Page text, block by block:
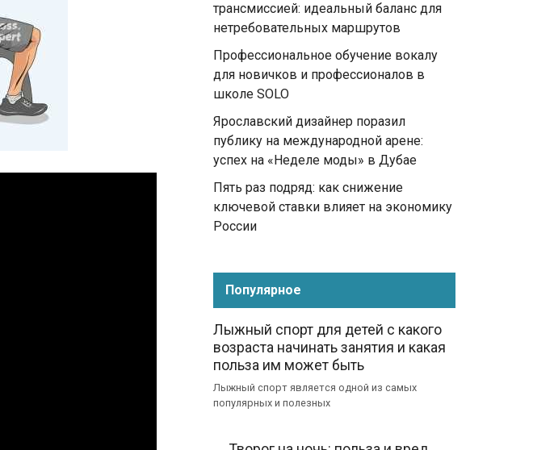
трансмиссией: идеальный баланс для
нетребовательных маршрутов
Профессиональное обучение вокалу
для новичков и профессионалов в
школе SOLO
Ярославский дизайнер поразил
публику на международной арене:
успех на «Неделе моды» в Дубае
Пять раз подряд: как снижение
ключевой ставки влияет на экономику
России
Популярное
Лыжный спорт для детей с какого
возраста начинать занятия и какая
польза им может быть
Лыжный спорт является одной из самых
популярных и полезных